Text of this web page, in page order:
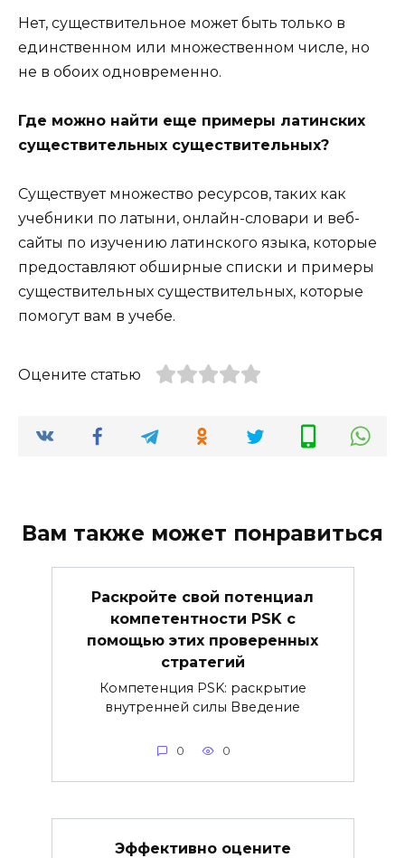
Нет, существительное может быть только в
единственном или множественном числе, но
не в обоих одновременно.
Где можно найти еще примеры латинских
существительных существительных?
Существует множество ресурсов, таких как
учебники по латыни, онлайн-словари и веб-
сайты по изучению латинского языка, которые
предоставляют обширные списки и примеры
существительных существительных, которые
помогут вам в учебе.
Оцените статью
Вам также может понравиться
Раскройте свой потенциал
компетентности PSK с
помощью этих проверенных
стратегий
Компетенция PSK: раскрытие
внутренней силы Введение
0 0
Эффективно оцените